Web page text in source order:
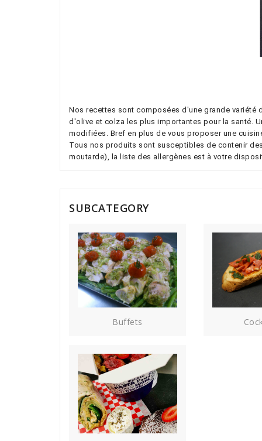
Nos recettes sont composées d'une grande variété
d'olive et colza les plus importantes pour la santé.
modifiées. Bref en plus de vous proposer une
Tous nos produits sont susceptibles de contenir
moutarde), la liste des allergènes est à votre
SUBCATEGORY
Buffets